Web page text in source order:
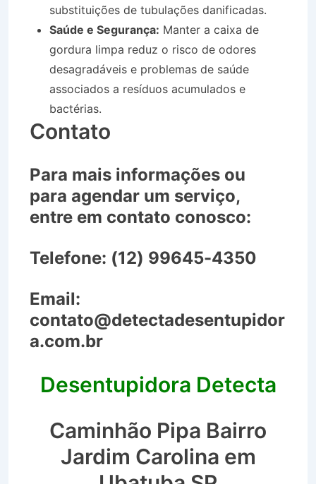
substituições de tubulações danificadas.
Saúde e Segurança: Manter a caixa de
gordura limpa reduz o risco de odores
desagradáveis e problemas de saúde
associados a resíduos acumulados e
bactérias.
Contato
Para mais informações ou
para agendar um serviço,
entre em contato conosco:
Telefone: (12) 99645-4350
Email:
contato@detectadesentupidor
a.com.br
Desentupidora Detecta
Caminhão Pipa Bairro
Jardim Carolina em